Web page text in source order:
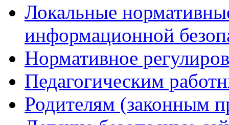
Локальные
информационной
Нормативное
Педагогическим
Родителям (законным